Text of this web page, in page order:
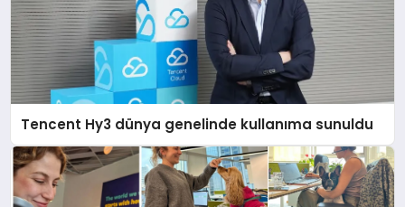
Tencent Hy3 dünya genelinde kullanıma sunuldu